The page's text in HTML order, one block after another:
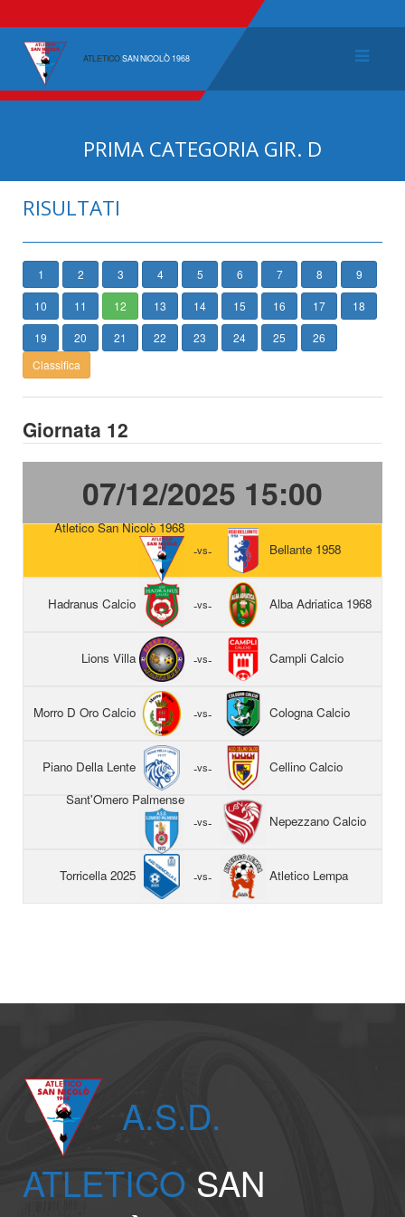
ATLETICOSAN NICOLÒ 1968
PRIMA CATEGORIA GIR. D
RISULTATI
1 2 3 4 5 6 7 8 9
10 11 12 13 14 15 16 17 18
19 20 21 22 23 24 25
26
Classifica
Giornata 12
07/12/2025 15:00
Atletico San Nicolò 1968
-vs- Bellante 1958
Hadranus Calcio -vs- Alba Adriatica 1968
Lions Villa -vs- Campli Calcio
Morro D Oro Calcio -vs- Cologna Calcio
Piano Della Lente -vs-
Cellino Calcio
Sant'Omero Palmense
-vs- Nepezzano Calcio
Torricella 2025 -vs- Atletico Lempa
A.S.D.
ATLETICO SAN